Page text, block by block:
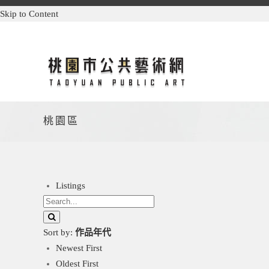
Skip to Content
桃園區
Listings
Sort by: 作品年代
Newest First
Oldest First